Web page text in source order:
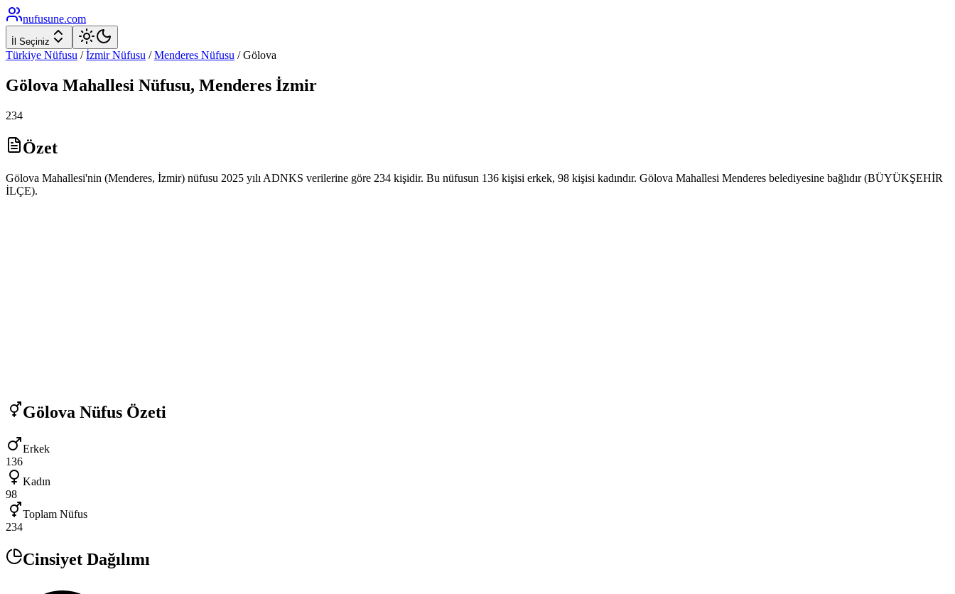
nufusune.com
İl Seçiniz
Türkiye Nüfusu / İzmirNüfusu / Menderes Nüfusu /Gölova
Gölova Mahallesi Nüfusu, Menderes İzmir
234
Özet
Gölova Mahallesi'nin (Menderes, İzmir) nüfusu 2025 yılı ADNKS verilerine göre 234 kişidir. Bu nüfusun 136 kişisi erkek, 98 kişisi kadındır. Gölova Mahallesi Menderes belediyesine bağlıdır (BÜYÜKŞEHİR
İLÇE).
Gölova Nüfus Özeti
Erkek
136
Kadın
98
Toplam Nüfus
234
Cinsiyet Dağılımı